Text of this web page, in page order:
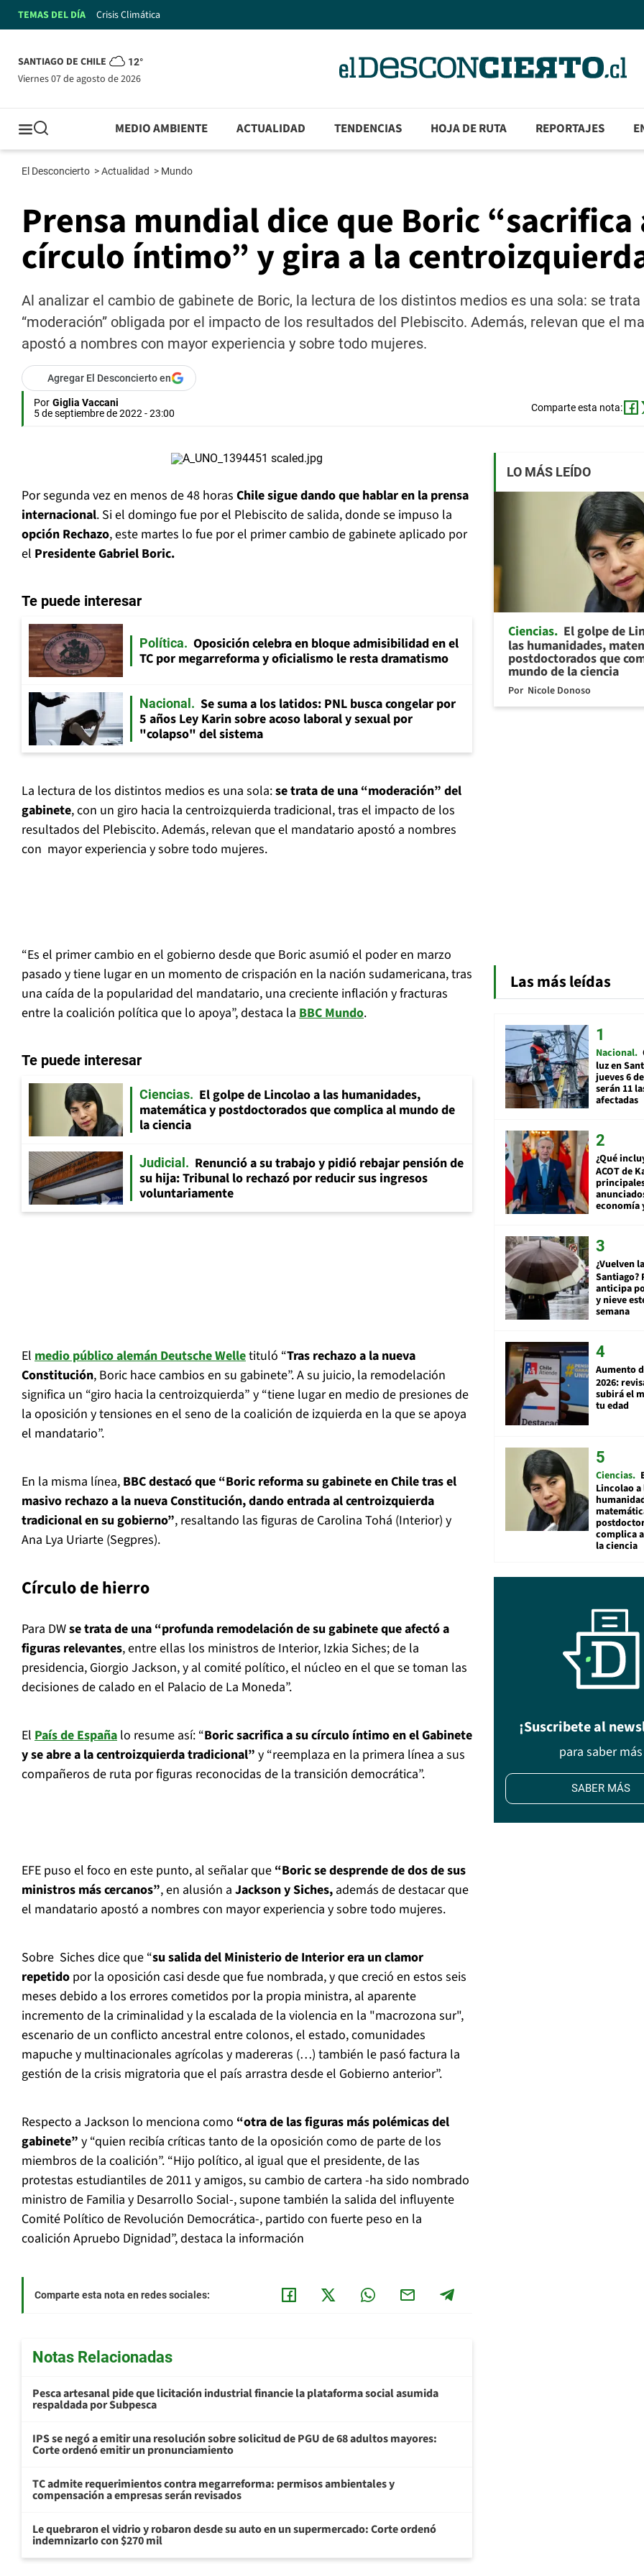
TEMAS DEL DÍA Crisis Climática
SANTIAGO DE CHILE 12°
viernes 07 de agosto de 2026
MEDIO AMBIENTE ACTUALIDAD TENDENCIAS HOJA DE RUTA REPORTAJES
El Desconcierto >Actualidad > Mundo
Prensa mundial dice que Boric “sacrifica
círculo íntimo” y gira a la
Al analizar el cambio de gabinete de Boric, la lectura de los distintos medios es una sola: se trata
“moderación” obligada por el impacto de los resultados del Plebiscito. Además, relevan que el
apostó a nombres con mayor experiencia y sobre todo mujeres.
Agregar El Desconcierto en
Por Giglia Vaccani
5 de septiembre de 2022 - 23:00
Comparte esta nota:
Por segunda vez en menos de 48 horas Chile sigue dando que hablar en la prensa
internacional. Si el domingo fue por el Plebiscito de salida, donde se impuso la
opción Rechazo, este martes lo fue por el primer cambio de gabinete aplicado por
el Presidente Gabriel Boric.
Te puede interesar
Política
Oposición celebra en bloque admisibilidad en el
TC por megarreforma y oficialismo le resta dramatismo
Nacional
Se suma a los latidos: PNL busca congelar por
5 años Ley Karin sobre acoso laboral y sexual por
"colapso" del sistema
La lectura de los distintos medios es una sola:se trata de una “moderación” del
gabinete, con un giro hacia la centroizquierda tradicional, tras el impacto de los
resultados del Plebiscito. Además, relevan que el mandatario apostó a nombres
con mayor experiencia y sobre todo mujeres.
“Es el primer cambio en el gobierno desde que Boric asumió el poder en marzo
pasado y tiene lugar en un momento de crispación en la nación sudamericana, tras
una caída de la popularidad del mandatario, una creciente inflación y fracturas
entre la coalición política que lo apoya”, destaca la BBC Mundo.
Te puede interesar
Ciencias
El golpe de Lincolao a las humanidades,
matemática y postdoctorados que complica al mundo de
la ciencia
Judicial
Renunció a su trabajo y pidió rebajar pensión de
su hija: Tribunal lo rechazó por reducir sus ingresos
voluntariamente
El medio público alemán Deutsche Welletituló “Tras rechazo a la nueva
Constitución, Boric hace cambios en su gabinete”. A su juicio, la remodelación
significa un “giro hacia la centroizquierda” y “tiene lugar en medio de presiones de
la oposición y tensiones en el seno de la coalición de izquierda en la que se apoya
el mandatario”.
En la misma línea, BBC destacó que “Boric reforma su gabinete en Chile tras el
masivo rechazo a la nueva Constitución, dando entrada al centroizquierda
tradicional en su gobierno”, resaltando las figuras de Carolina Tohá (Interior) y
Ana Lya Uriarte (Segpres).
Círculo de hierro
Para DWse trata de una “profunda remodelación de su gabinete que afectó a
figuras relevantes, entre ellas los ministros de Interior, Izkia Siches; de la
presidencia, Giorgio Jackson, y al comité político, el núcleo en el que se toman las
decisiones de calado en el Palacio de La Moneda”.
El País de España lo resume así: “Boric sacrifica a su círculo íntimo en el Gabinete
y se abre a la centroizquierda tradicional” y “reemplaza en la primera línea a sus
compañeros de ruta por figuras reconocidas de la transición democrática”.
EFE puso el foco en este punto, al señalar que “Boric se desprende de dos de sus
ministros más cercanos”, en alusión a Jackson y Siches, además de destacar que
el mandatario apostó a nombres con mayor experiencia y sobre todo mujeres.
Sobre Siches dice que “su salida del Ministerio de Interior era un clamor
repetido por la oposición casi desde que fue nombrada, y que creció en estos seis
meses debido a los errores cometidos por la propia ministra, al aparente
incremento de la criminalidad y la escalada de la violencia en la "macrozona sur",
escenario de un conflicto ancestral entre colonos, el estado, comunidades
mapuche y multinacionales agrícolas y madereras (…) también le pasó factura la
gestión de la crisis migratoria que el país arrastra desde el Gobierno anterior”.
Respecto a Jackson lo menciona como “otra de las figuras más polémicas del
gabinete” y “quien recibía críticas tanto de la oposición como de parte de los
miembros de la coalición”. “Hijo político, al igual que el presidente, de las
protestas estudiantiles de 2011 y amigos, su cambio de cartera -ha sido nombrado
ministro de Familia y Desarrollo Social-, supone también la salida del influyente
Comité Político de Revolución Democrática-, partido con fuerte peso en la
coalición Apruebo Dignidad”, destaca la información
Comparte esta nota en redes sociales:
Notas Relacionadas
Pesca artesanal pide que licitación industrial financie la plataforma social asumida
respaldada por Subpesca
IPS se negó a emitir una resolución sobre solicitud de PGU de 68 adultos mayores:
Corte ordenó emitir un pronunciamiento
TC admite requerimientos contra megarreforma: permisos ambientales y
compensación a empresas serán revisados
Le quebraron el vidrio y robaron desde su auto en un supermercado: Corte ordenó
indemnizarlo con $270 mil
LO MÁS LEÍDO
Ciencias El golpe de
las humanidades,
postdoctorados que
mundo de la ciencia
Por Nicole Donoso
Las más leídas
Nacional
luz en
jueves 6
serán 11
afectadas
¿Qué
ACOT de
economía
¿Vuelven
Santiago?
anticipa
y nieve
semana
Aumento
2026:
subirá el
tu edad
Ciencias
Lincolao a
complica
la ciencia
¡Suscribete al
para saber más
SABER MÁS